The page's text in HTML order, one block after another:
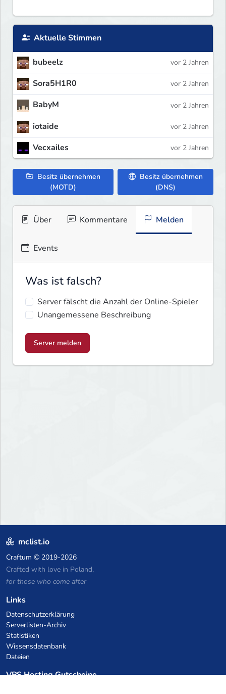
Aktuelle Stimmen
bubeelz vor 2 Jahren
Sora5H1R0 vor 2 Jahren
BabyM vor 2 Jahren
iotaide vor 2 Jahren
Vecxailes vor 2 Jahren
Besitz übernehmen
(MOTD)
Besitz übernehmen
(DNS)
Über Kommentare Melden
Events
Was ist falsch?
Server fälscht die Anzahl der Online-Spieler
Unangemessene Beschreibung
Server melden
mclist.io
Craftum © 2019-2026
Crafted with love in Poland,
for those who come after
Links
Datenschutzerklärung
Serverlisten-Archiv
Statistiken
Wissensdatenbank
Dateien
VPS Hosting Gutscheine